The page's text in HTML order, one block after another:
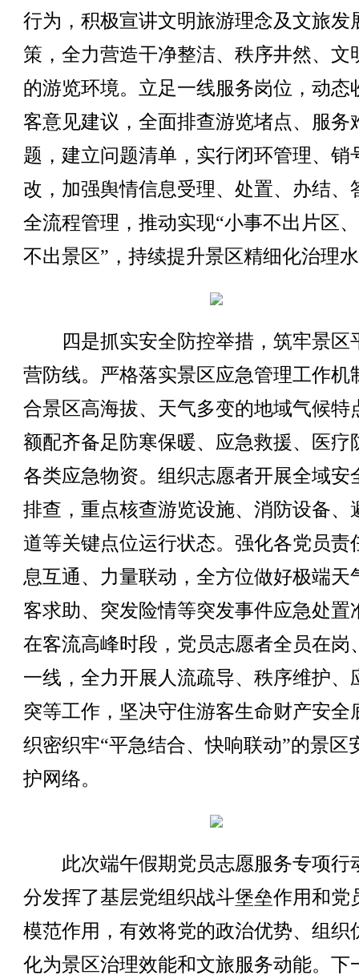
行为，积极宣讲文明旅游理念及文旅发
策，全力营造干净整洁、秩序井然、文
的游览环境。立足一线服务岗位，动态
客意见建议，全面排查游览堵点、服务
题，建立问题清单，实行闭环管理、销
改，加强舆情信息受理、处置、办结、
全流程管理，推动实现“小事不出片区
不出景区”，持续提升景区精细化治理
四是抓实安全防控举措，筑牢景区
营防线。严格落实景区应急管理工作机
合景区高海拔、天气多变的地域气候特
额配齐备足防寒保暖、应急救援、医疗
各类应急物资。组织志愿者开展全域安
排查，重点核查游览设施、消防设备、
道等关键点位运行状态。强化各党员责
息互通、力量联动，全方位做好极端天
客求助、突发险情等突发事件应急处置
在客流高峰时段，党员志愿者全员在岗
一线，全力开展人流疏导、秩序维护、
突等工作，坚决守住游客生命财产安全
织密织牢“平急结合、快响联动”的景区
护网络。
此次端午假期党员志愿服务专项行
分发挥了基层党组织战斗堡垒作用和党
模范作用，有效将党的政治优势、组织
化为景区治理效能和文旅服务动能。下